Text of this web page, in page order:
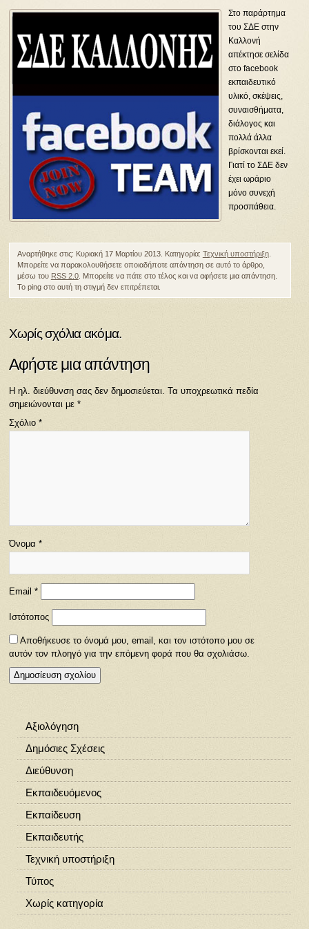
Στο παράρτημα
του ΣΔΕ στην
Καλλονή
απέκτησε σελίδα
στο facebook
εκπαιδευτικό
υλικό, σκέψεις,
συναισθήματα,
διάλογος και
πολλά άλλα
βρίσκονται εκεί.
Γιατί το ΣΔΕ δεν
έχει ωράριο
μόνο συνεχή
προσπάθεια.
Αναρτήθηκε στις: Κυριακή 17 Μαρτίου 2013. Κατηγορία: Τεχνική υποστήριξη.
Μπορείτε να παρακολουθήσετε οποιαδήποτε απάντηση σε αυτό το άρθρο,
μέσω του RSS 2.0. Μπορείτε να πάτε στο τέλος και να αφήσετε μια απάντηση.
Το ping στο αυτή τη στιγμή δεν επιτρέπεται.
Χωρίς σχόλια ακόμα.
Αφήστε μια απάντηση
Η ηλ. διεύθυνση σας δεν δημοσιεύεται. Τα υποχρεωτικά πεδία
σημειώνονται με *
Σχόλιο *
Όνομα *
Email *
Ιστότοπος
Αποθήκευσε το όνομά μου, email, και τον ιστότοπο μου σε
αυτόν τον πλοηγό για την επόμενη φορά που θα σχολιάσω.
Αξιολόγηση
Δημόσιες Σχέσεις
Διεύθυνση
Εκπαιδευόμενος
Εκπαίδευση
Εκπαιδευτής
Τεχνική υποστήριξη
Τύπος
Χωρίς κατηγορία